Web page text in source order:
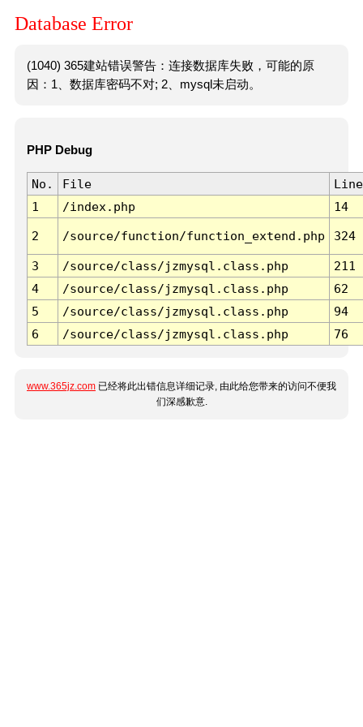
Database Error
(1040) 365建站错误警告：连接数据库失败，可能的原
因：1、数据库密码不对; 2、mysql未启动。
PHP Debug
No. File
Line
1
/index.php 14
2 /source/function/function_extend.php 324
3 /source/class/jzmysql.class.php
211
4
/source/class/jzmysql.class.php
62
5
/source/class/jzmysql.class.php
94
6
/source/class/jzmysql.class.php 76
www.365jz.com 已经将此出错信息详细记录, 由此给您带来的访问不便我
们深感歉意.